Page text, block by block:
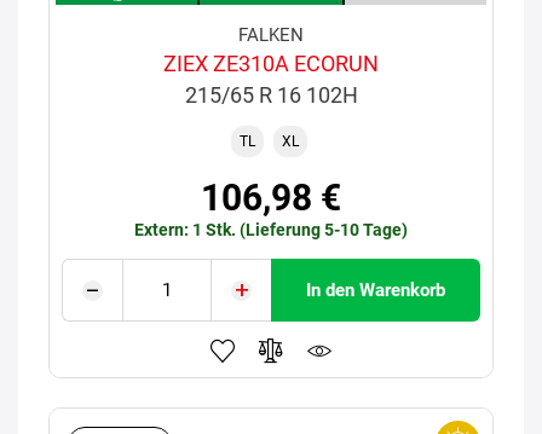
FALKEN
ZIEX ZE310A ECORUN
215/65 R 16 102H
TL XL
106,98 €
Extern: 1 Stk. (Lieferung 5-10 Tage)
In den Warenkorb